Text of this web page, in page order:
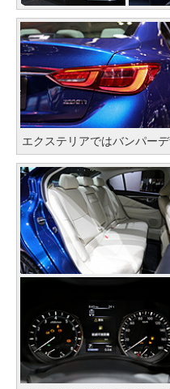
エクステリアではバンパー